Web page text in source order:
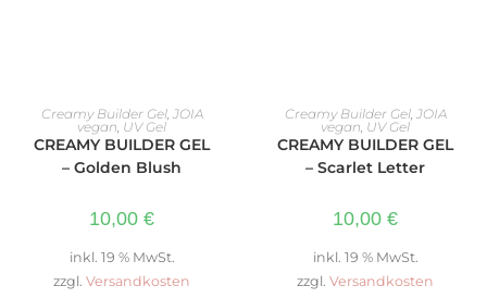
IN DEN WARENKORB
Creamy Builder Gel, JOIA
vegan UV Gel
CREAMY BUILDER GEL
– Golden Blush
10,00 €
inkl. 19 % MwSt.
zzgl. Versandkosten
IN DEN WARENKORB
Creamy Builder Gel, JOIA
vegan UV Gel
CREAMY BUILDER GEL
– Scarlet Letter
10,00 €
inkl. 19 % MwSt.
zzgl. Versandkosten